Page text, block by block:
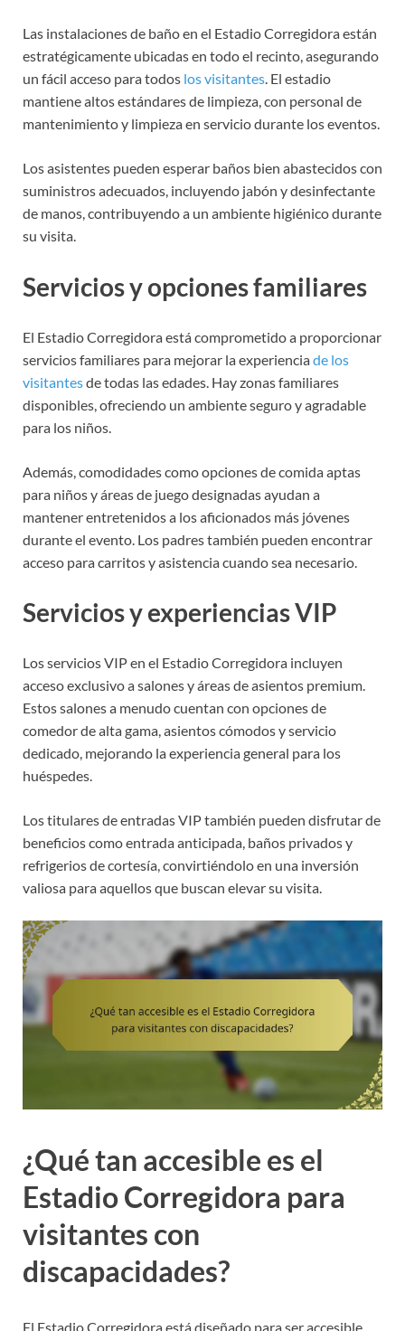
Las instalaciones de baño en el Estadio Corregidora están
estratégicamente ubicadas en todo el recinto, asegurando
un fácil acceso para todos los visitantes. El estadio
mantiene altos estándares de limpieza, con personal de
mantenimiento y limpieza en servicio durante los eventos.
Los asistentes pueden esperar baños bien abastecidos con
suministros adecuados, incluyendo jabón y desinfectante
de manos, contribuyendo a un ambiente higiénico durante
su visita.
Servicios y opciones familiares
El Estadio Corregidora está comprometido a proporcionar
servicios familiares para mejorar la experienciade los
visitantesde todas las edades. Hay zonas familiares
disponibles, ofreciendo un ambiente seguro y agradable
para los niños.
Además, comodidades como opciones de comida aptas
para niños y áreas de juego designadas ayudan a
mantener entretenidos a los aficionados más jóvenes
durante el evento. Los padres también pueden encontrar
acceso para carritos y asistencia cuando sea necesario.
Servicios y experiencias VIP
Los servicios VIP en el Estadio Corregidora incluyen
acceso exclusivo a salones y áreas de asientos premium.
Estos salones a menudo cuentan con opciones de
comedor de alta gama, asientos cómodos y servicio
dedicado, mejorando la experiencia general para los
huéspedes.
Los titulares de entradas VIP también pueden disfrutar de
beneficios como entrada anticipada, baños privados y
refrigerios de cortesía, convirtiéndolo en una inversión
valiosa para aquellos que buscan elevar su visita.
¿Qué tan accesible es el
Estadio Corregidora para
visitantes con
discapacidades?
El Estadio Corregidora está diseñado para ser accesible